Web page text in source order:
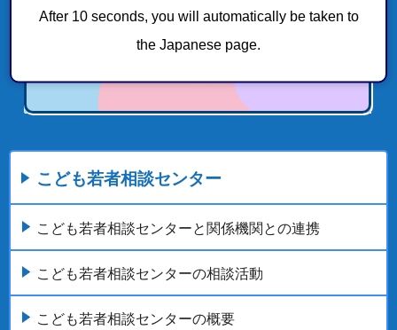
After 10 seconds, you will automatically be taken to
the Japanese page.
こども若者相談センター
こども若者相談センターと関係機関との連携
こども若者相談センターの相談活動
こども若者相談センターの概要